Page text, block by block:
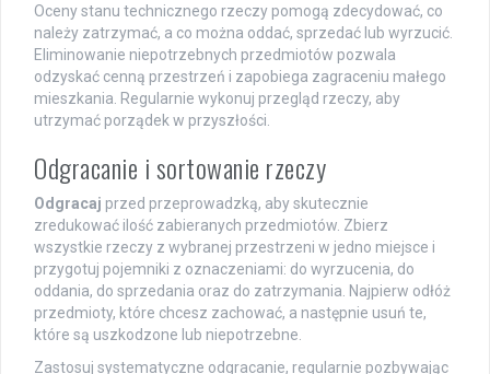
Oceny stanu technicznego rzeczy pomogą zdecydować, co
należy zatrzymać, a co można oddać, sprzedać lub wyrzucić.
Eliminowanie niepotrzebnych przedmiotów pozwala
odzyskać cenną przestrzeń i zapobiega zagraceniu małego
mieszkania. Regularnie wykonuj przegląd rzeczy, aby
utrzymać porządek w przyszłości.
Odgracanie i sortowanie rzeczy
Odgracaj przed przeprowadzką, aby skutecznie
zredukować ilość zabieranych przedmiotów. Zbierz
wszystkie rzeczy z wybranej przestrzeni w jedno miejsce i
przygotuj pojemniki z oznaczeniami: do wyrzucenia, do
oddania, do sprzedania oraz do zatrzymania. Najpierw odłóż
przedmioty, które chcesz zachować, a następnie usuń te,
które są uszkodzone lub niepotrzebne.
Zastosuj systematyczne odgracanie, regularnie pozbywając